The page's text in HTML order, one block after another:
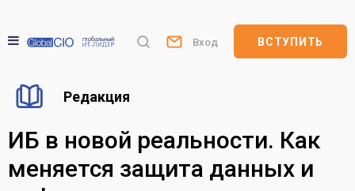
Вход ВСТУПИТЬ
Редакция
ИБ в новой реальности. Как
меняется защита данных и